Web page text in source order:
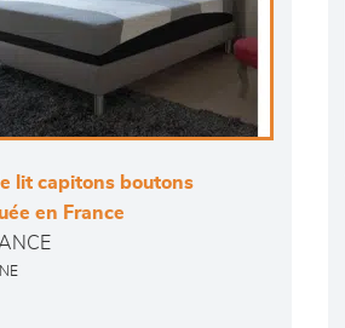
lit capitons boutons
en France